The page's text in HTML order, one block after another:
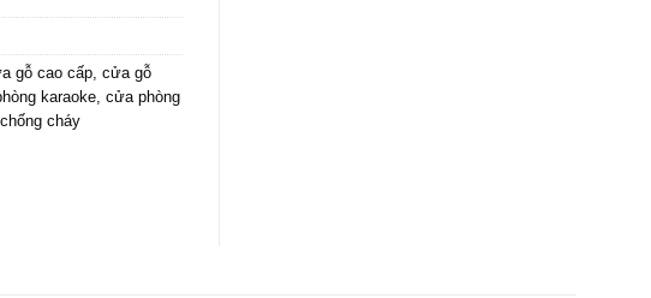
gỗ cao cấp, cửa gỗ
karaoke, cửa phòng
cháy